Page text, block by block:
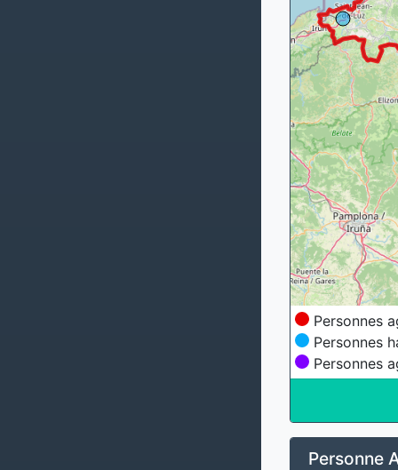
Personnes
Personnes
Personnes
Personne